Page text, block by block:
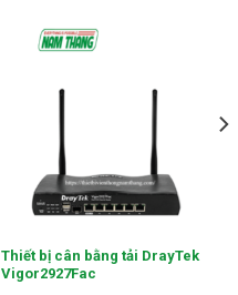
Thiết bị cân bằng tải DrayTek
Vigor2927Fac